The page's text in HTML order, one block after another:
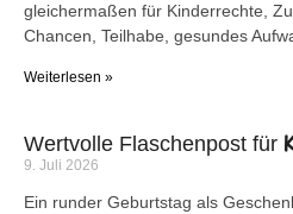
gleichermaßen für Kinderrechte,
Chancen, Teilhabe, gesundes
Weiterlesen »
Wertvolle Flaschenpost für
9. Juli 2026
Ein runder Geburtstag als